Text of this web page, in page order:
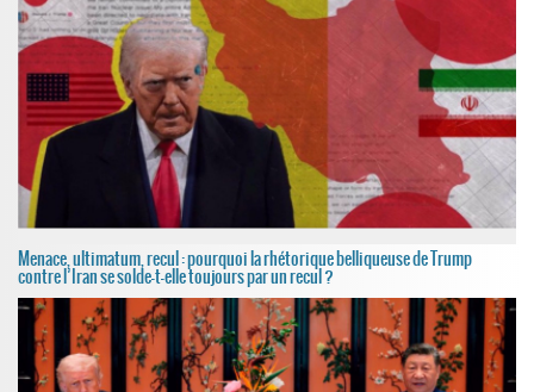
Menace, ultimatum, recul : pourquoi la rhétorique belliqueuse de Trump
contre l’Iran se solde-t-elle toujours par un recul ?